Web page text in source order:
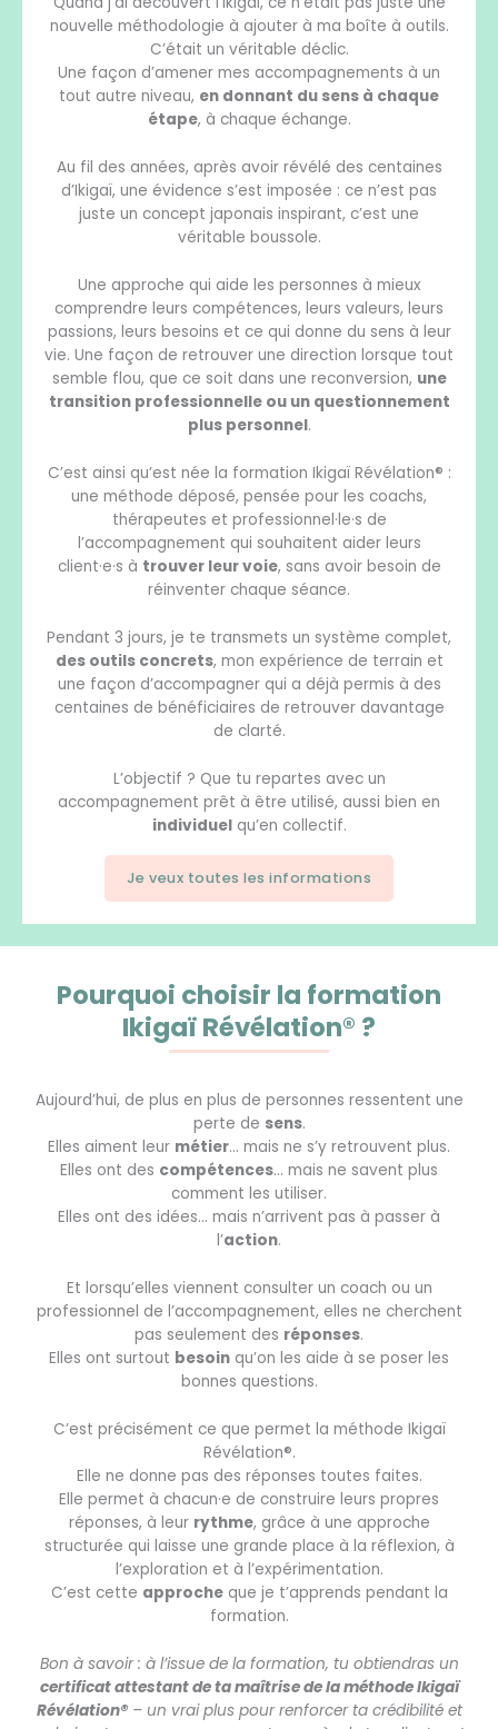
nouvelle méthodologie à ajouter à ma boîte à outils.
C’était un véritable déclic.
Une façon d’amener mes accompagnements à un
tout autre niveau, en donnant du sens à chaque
étape, à chaque échange.
Au fil des années, après avoir révélé des centaines
d’Ikigaï, une évidence s’est imposée : ce n’est pas
juste un concept japonais inspirant, c’est une
véritable boussole.
Une approche qui aide les personnes à mieux
comprendre leurs compétences, leurs valeurs, leurs
passions, leurs besoins et ce qui donne du sens à leur
vie. Une façon de retrouver une direction lorsque tout
semble flou, que ce soit dans une reconversion, une
transition professionnelle ou un questionnement
plus personnel.
C’est ainsi qu’est née la formation Ikigaï Révélation® :
une méthode déposé, pensée pour les coachs,
thérapeutes et professionnel·le·s de
l’accompagnement qui souhaitent aider leurs
client·e·s à trouver leur voie, sans avoir besoin de
réinventer chaque séance.
Pendant 3 jours, je te transmets un système complet,
des outils concrets, mon expérience de terrain et
une façon d’accompagner qui a déjà permis à des
centaines de bénéficiaires de retrouver davantage
de clarté.
L’objectif ? Que tu repartes avec un
accompagnement prêt à être utilisé, aussi bien en
individuelqu’en collectif.
Je veux toutes les informations
Pourquoi choisir la formation
Ikigaï Révélation® ?
Aujourd’hui, de plus en plus de personnes ressentent une
perte de sens.
Elles aiment leur métier… mais ne s’y retrouvent plus.
Elles ont des compétences… mais ne savent plus
comment les utiliser.
Elles ont des idées… mais n’arrivent pas à passer à
l’action.
Et lorsqu’elles viennent consulter un coach ou un
professionnel de l’accompagnement, elles ne cherchent
pas seulement des réponses.
Elles ont surtout besoin qu’on les aide à se poser les
bonnes questions.
C’est précisément ce que permet la méthode Ikigaï
Révélation®.
Elle ne donne pas des réponses toutes faites.
Elle permet à chacun·e de construire leurs propres
réponses, à leur rythme, grâce à une approche
structurée qui laisse une grande place à la réflexion, à
l’exploration et à l’expérimentation.
C’est cette approcheque je t’apprends pendant la
formation.
Bon à savoir : à l’issue de la formation, tu obtiendras un
certificat attestant de ta maîtrise de la méthode Ikigaï
Révélation®– un vrai plus pour renforcer ta crédibilité et